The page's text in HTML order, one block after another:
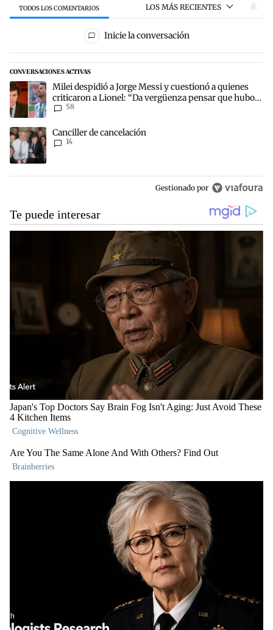
TODOS LOS COMENTARIOS LOS MÁS RECIENTES
Todos los comentarios
Inicie la conversación
CONVERSACIONES ACTIVAS
Este listado muestra los artículos con más comentarios en los
Un artículo de tendencia con el título "Milei despidió a Jorge
Milei despidió a Jorge Messi y cuestionó a quienes
criticaron a Lionel: “Da vergüenza pensar que hubo
anti-Messi”
58
Un artículo de tendencia con el título "Canciller de cancelación"
Canciller de cancelación
14
Gestionado por